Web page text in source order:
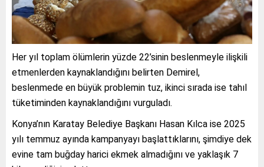
Her yıl toplam ölümlerin yüzde 22’sinin beslenmeyle ilişkili
etmenlerden kaynaklandığını belirten Demirel,
beslenmede en büyük problemin tuz, ikinci sırada ise tahıl
tüketiminden kaynaklandığını vurguladı.
Konya’nın Karatay Belediye Başkanı Hasan Kılca ise 2025
yılı temmuz ayında kampanyayı başlattıklarını, şimdiye dek
evine tam buğday harici ekmek almadığını ve yaklaşık 7